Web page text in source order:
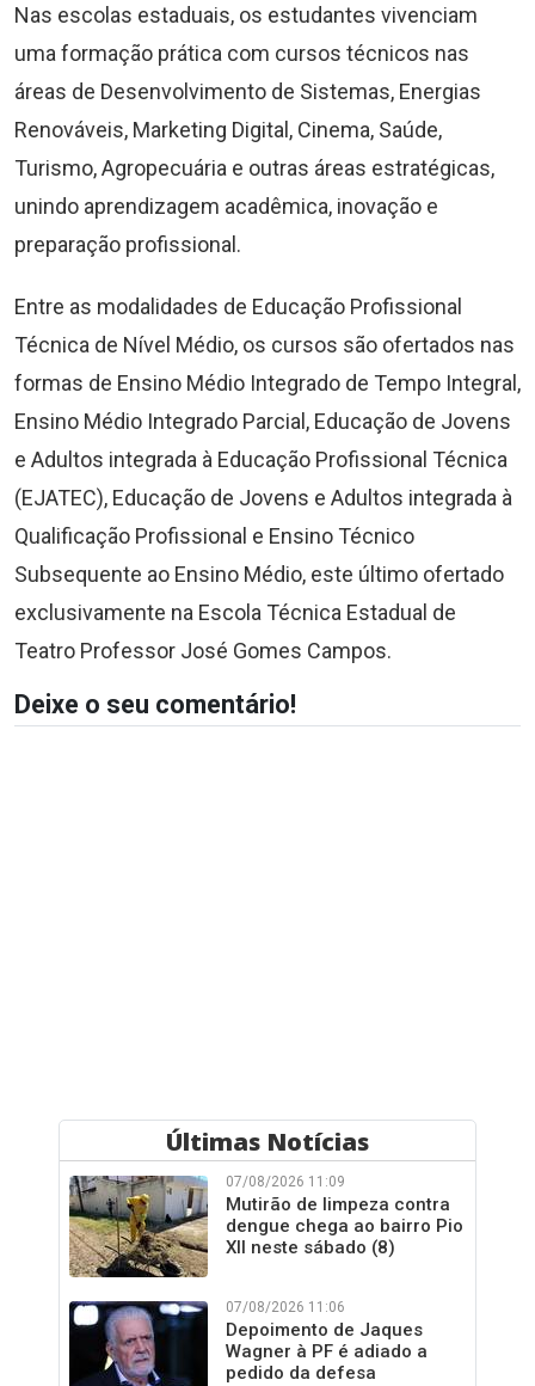
Nas escolas estaduais, os estudantes vivenciam
uma formação prática com cursos técnicos nas
áreas de Desenvolvimento de Sistemas, Energias
Renováveis, Marketing Digital, Cinema, Saúde,
Turismo, Agropecuária e outras áreas estratégicas,
unindo aprendizagem acadêmica, inovação e
preparação profissional.
Entre as modalidades de Educação Profissional
Técnica de Nível Médio, os cursos são ofertados nas
formas de Ensino Médio Integrado de Tempo Integral,
Ensino Médio Integrado Parcial, Educação de Jovens
e Adultos integrada à Educação Profissional Técnica
(EJATEC), Educação de Jovens e Adultos integrada à
Qualificação Profissional e Ensino Técnico
Subsequente ao Ensino Médio, este último ofertado
exclusivamente na Escola Técnica Estadual de
Teatro Professor José Gomes Campos.
Deixe o seu comentário!
Últimas Notícias
07/08/2026 11:09
Mutirão de limpeza contra
dengue chega ao bairro Pio
XII neste sábado (8)
07/08/2026 11:06
Depoimento de Jaques
Wagner à PF é adiado a
pedido da defesa